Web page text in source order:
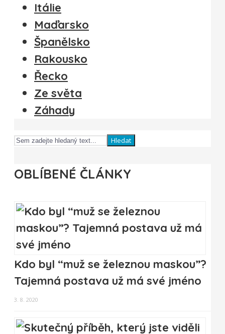
Itálie
Maďarsko
Španělsko
Rakousko
Řecko
Ze světa
Záhady
Hledat
OBLÍBENÉ ČLÁNKY
Kdo byl “muž se železnou maskou”?
Tajemná postava už má své jméno
3. 8. 2020